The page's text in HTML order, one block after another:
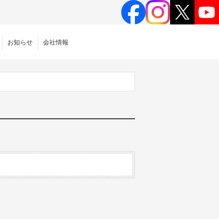
お知らせ 会社情報